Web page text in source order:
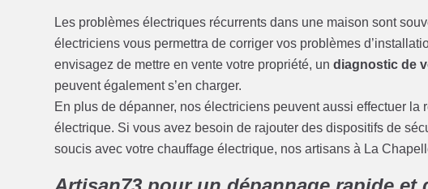
Les problèmes électriques récurrents dans une maison sont
électriciens vous permettra de corriger vos problèmes
envisagez de mettre en vente votre propriété, undiagnostic de
peuvent également s’en charger.
En plus de dépanner, nos électriciens peuvent aussi effectuer
électrique. Si vous avez besoin de rajouter des dispositifs de
soucis avec votre chauffage électrique, nos artisans à La